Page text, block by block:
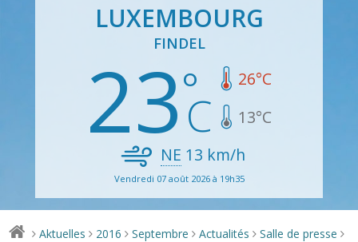
LUXEMBOURG
FINDEL
23 26°C
13°C
NE 13 km/h
Vendredi 07 août 2026 à 19h35
> Aktuelles > 2016 > Septembre > Actualités > Salle de presse >